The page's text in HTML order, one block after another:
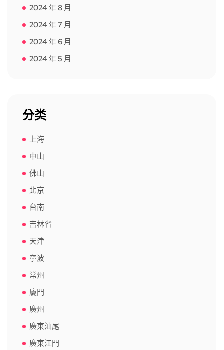
2024 年 8 月
2024 年 7 月
2024 年 6 月
2024 年 5 月
分类
上海
中山
佛山
北京
台南
吉林省
天津
寧波
常州
廈門
廣州
廣東汕尾
廣東江門